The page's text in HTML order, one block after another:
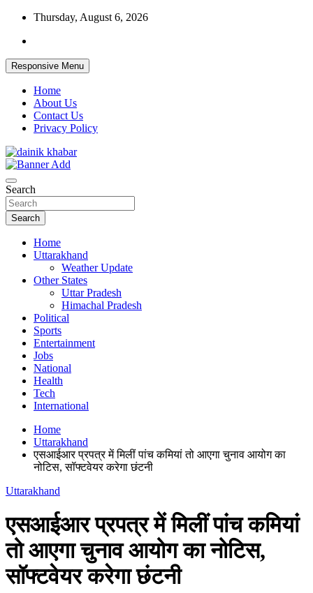
Skip
content
Thursday, August 6, 2026
Responsive Menu
Home
About Us
Contact Us
Privacy Policy
Dainikkhabar.in – Uttarakhand Daily
Hindi News Website
Search
Search
Home
Uttarakhand
Weather Update
Other States
Uttar Pradesh
Himachal Pradesh
Political
Sports
Entertainment
Jobs
National
Health
Tech
International
Home
Uttarakhand
एसआईआर प्रपत्र में मिलीं पांच कमियां तो आएगा चुनाव आयोग का
नोटिस, सॉफ्टवेयर करेगा छंटनी
Uttarakhand
एसआईआर प्रपत्र में मिलीं पांच कमियां
तो आएगा चुनाव आयोग का नोटिस,
सॉफ्टवेयर करेगा छंटनी